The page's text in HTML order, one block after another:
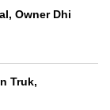
Owner Dhi
Truk,